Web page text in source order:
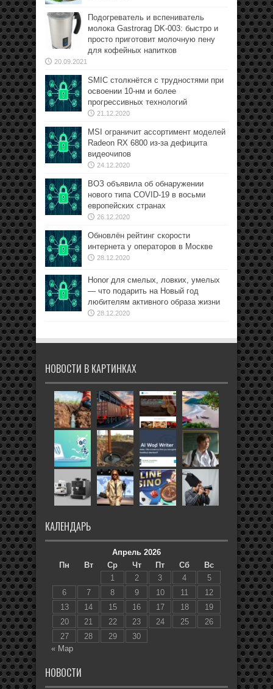
Подогреватель и вспениватель
молока Gastrorag DK-003: быстро и
просто приготовит молочную пену
для кофейных напитков
20.09.2021
SMIC столкнётся с трудностями при
освоении 10-нм и более
прогрессивных технологий
21.12.2020
MSI ограничит ассортимент моделей
Radeon RX 6800 из-за дефицита
видеочипов
24.12.2020
ВОЗ объявила об обнаружении
нового типа COVID-19 в восьми
европейских странах
26.12.2020
Обновлён рейтинг скорости
интернета у операторов в Москве
28.12.2020
Honor для смелых, ловких, умелых
— что подарить на Новый год
любителям активного образа жизни
28.12.2020
НОВОСТИ В КАРТИНКАХ
КАЛЕНДАРЬ
Апрель 2026
Пн
Вт Ср Чт Пт Сб
Вс
1
2 3 4
5
6
7 8 9 10 11
12
13
14 15 16 17 18
19
20
21 22 23 24 25
26
27
28 29
30
« Мар
НОВОСТИ